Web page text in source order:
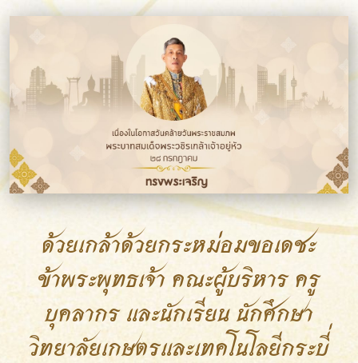
ด้วยเกล้าด้วยกระหม่อมขอเดชะ
ข้าพระพุทธเจ้า คณะผู้บริหาร ครู
บุคลากร และนักเรียน นักศึกษา
วิทยาลัยเกษตรและเทคโนโลยีกระบี่